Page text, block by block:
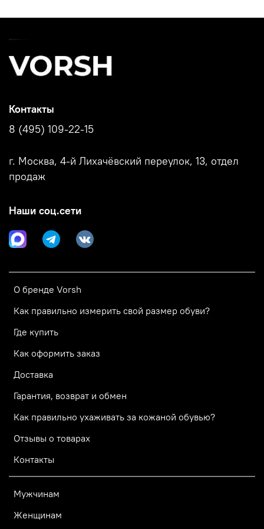
О бренде Vorsh
Как правильно измерить свой размер обуви?
Где купить
Как оформить заказ
Доставка
Гарантия, возврат и обмен
Как правильно ухаживать за кожаной обувью?
Отзывы о товарах
Контакты
Мужчинам
Женщинам
Контакты
8 (495) 109-22-15
г. Москва, 4-й Лихачёвский переулок, 13, отдел
продаж
Наши соц.сети